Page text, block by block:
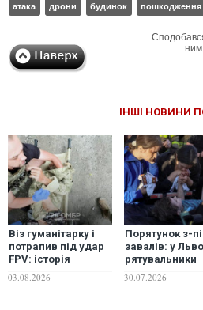
атака дрони будинок пошкодження
ним
ІНШІ НОВИНИ
Віз гуманітарку і
потрапив під удар
FPV: історія
порятунку 64-
річного
03.08.2026
Порятунок з-
завалів: у
рятувальники
деблокували 6-
річного
30.07.2026